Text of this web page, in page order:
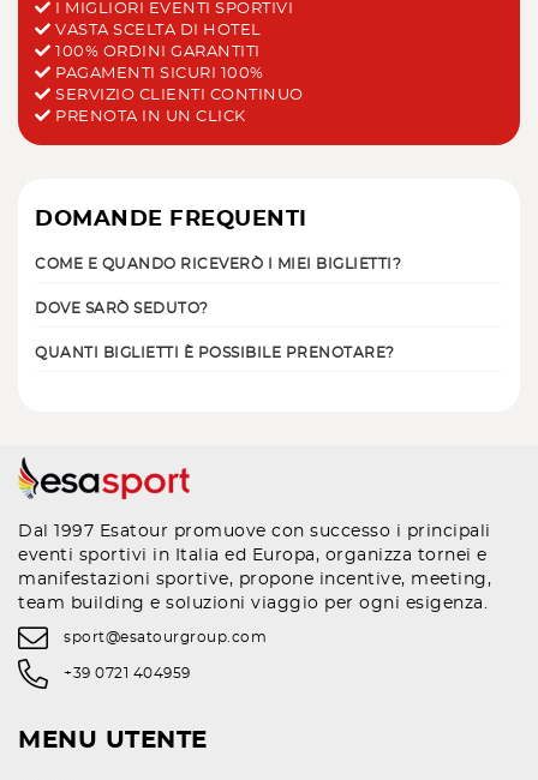
I MIGLIORI EVENTI SPORTIVI
VASTA SCELTA DI HOTEL
100% ORDINI GARANTITI
PAGAMENTI SICURI 100%
SERVIZIO CLIENTI CONTINUO
PRENOTA IN UN CLICK
DOMANDE FREQUENTI
COME E QUANDO RICEVERÒ I MIEI BIGLIETTI?
DOVE SARÒ SEDUTO?
QUANTI BIGLIETTI È POSSIBILE PRENOTARE?
Dal 1997 Esatour promuove con successo i principali
eventi sportivi in Italia ed Europa, organizza tornei e
manifestazioni sportive, propone incentive, meeting,
team building e soluzioni viaggio per ogni esigenza.
sport@esatourgroup.com
+39 0721 404959
MENU UTENTE